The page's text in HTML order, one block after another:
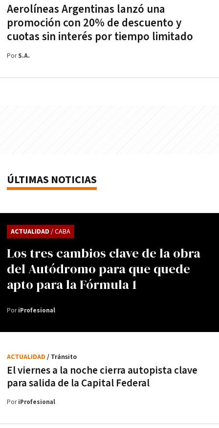
Aerolíneas Argentinas lanzó una
promoción con 20% de descuento y
cuotas sin interés por tiempo limitado
PorS.A.
ÚLTIMAS NOTICIAS
Los tres cambios clave de la obra
del Autódromo para que quede
apto para la Fórmula 1
ACTUALIDAD / CABA
PoriProfesional
El viernes a la noche cierra autopista clave
para salida de la Capital Federal
ACTUALIDAD / Tránsito
PoriProfesional